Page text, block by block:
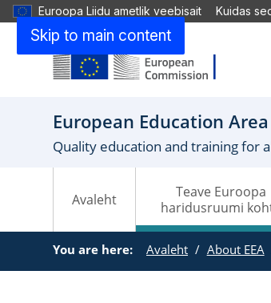
Skip to main content
Euroopa Liidu ametlik veebisait Kuidas
European Education Area
Quality education and training for
Avaleht
Teave Euroopa
haridusruumi
You are here: Avaleht About EEA